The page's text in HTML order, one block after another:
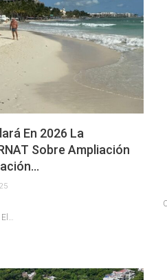
En 2026 La
Sobre Ampliación